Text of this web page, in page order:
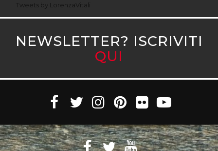
Tweets by LorenzaVitali
NEWSLETTER? ISCRIVITI
QUI